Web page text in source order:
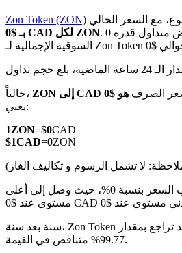
العقود الآجلة لـ COIN-M
العقود الآجلة للعملات المشفرة
TradFi
والمعادن الثمينة والسلع
Zon Token (ZON) مع السعر الحالي
بـ $0 CAD لكل ZON. مع عرض متداول قدره 0 ZON، تبلغ القيمة
حالياً، ZON إلى CAD الصرف
يعني:
1ZON=$0CAD
$1CAD=0ZON
في آخر 24 ساعة، تقلب السعر بنسبة 0%، حيث وصل إلى أعلى
سنة بعد سنة، Zon Token قد تراجع بمقدار $-- CAD، مما يدل على
99.77% متناقص في القيمة.